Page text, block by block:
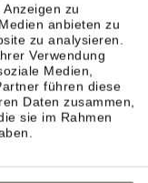
zu
anbieten zu
zu analysieren.
Verwendung
Medien,
führen diese
Daten zusammen,
sie im Rahmen